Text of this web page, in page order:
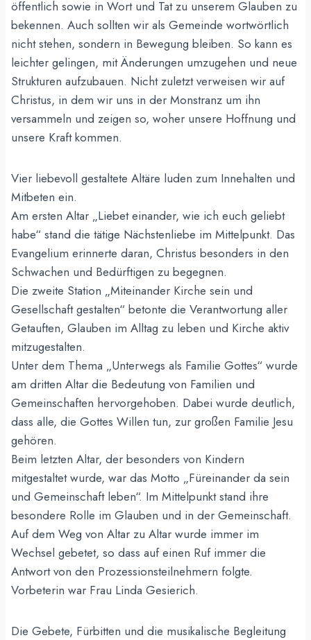
öffentlich sowie in Wort und Tat zu unserem Glauben zu
bekennen. Auch sollten wir als Gemeinde wortwörtlich
nicht stehen, sondern in Bewegung bleiben. So kann es
leichter gelingen, mit Änderungen umzugehen und neue
Strukturen aufzubauen. Nicht zuletzt verweisen wir auf
Christus, in dem wir uns in der Monstranz um ihn
versammeln und zeigen so, woher unsere Hoffnung und
unsere Kraft kommen.
Vier liebevoll gestaltete Altäre luden zum Innehalten und
Mitbeten ein.
Am ersten Altar „Liebet einander, wie ich euch geliebt
habe“ stand die tätige Nächstenliebe im Mittelpunkt. Das
Evangelium erinnerte daran, Christus besonders in den
Schwachen und Bedürftigen zu begegnen.
Die zweite Station „Miteinander Kirche sein und
Gesellschaft gestalten“ betonte die Verantwortung aller
Getauften, Glauben im Alltag zu leben und Kirche aktiv
mitzugestalten.
Unter dem Thema „Unterwegs als Familie Gottes“ wurde
am dritten Altar die Bedeutung von Familien und
Gemeinschaften hervorgehoben. Dabei wurde deutlich,
dass alle, die Gottes Willen tun, zur großen Familie Jesu
gehören.
Beim letzten Altar, der besonders von Kindern
mitgestaltet wurde, war das Motto „Füreinander da sein
und Gemeinschaft leben“. Im Mittelpunkt stand ihre
besondere Rolle im Glauben und in der Gemeinschaft.
Auf dem Weg von Altar zu Altar wurde immer im
Wechsel gebetet, so dass auf einen Ruf immer die
Antwort von den Prozessionsteilnehmern folgte.
Vorbeterin war Frau Linda Gesierich.
Die Gebete, Fürbitten und die musikalische Begleitung